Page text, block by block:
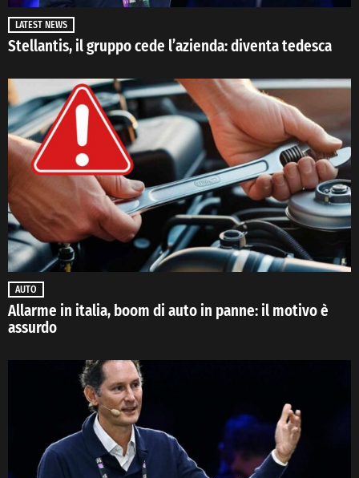
LATEST NEWS
Stellantis, il gruppo cede l’azienda: diventa tedesca
AUTO
Allarme in italia, boom di auto in panne: il motivo è
assurdo